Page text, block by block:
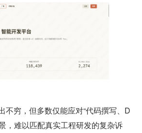
不穷，但多数仅能应对“代码撰写、D
，难以匹配真实工程研发的复杂诉